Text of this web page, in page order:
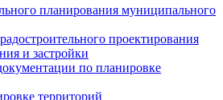
планирования муниципального
проектирования
и застройки
по планировке
территорий